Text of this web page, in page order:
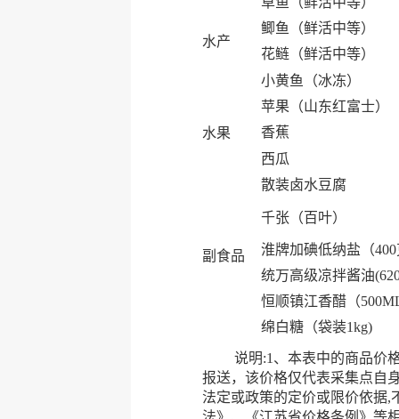
水产
鲫鱼（鲜活中等）
花鲢（鲜活中等）
小黄鱼（冰冻）
水果
苹果（山东红富士）
香蕉
西瓜
副食品
散装卤水豆腐
千张（百叶）
淮牌加碘低纳盐（
统万高级凉拌酱油
恒顺镇江香醋（
绵白糖（袋装1kg)
说明:1、本表中的商品价格
报送，该价格仅代表采集点自
法定或政策的定价或限价依据,